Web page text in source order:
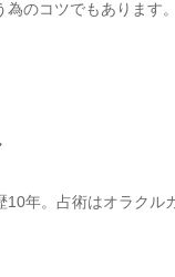
のコツでもあります
年。占術はオラクル